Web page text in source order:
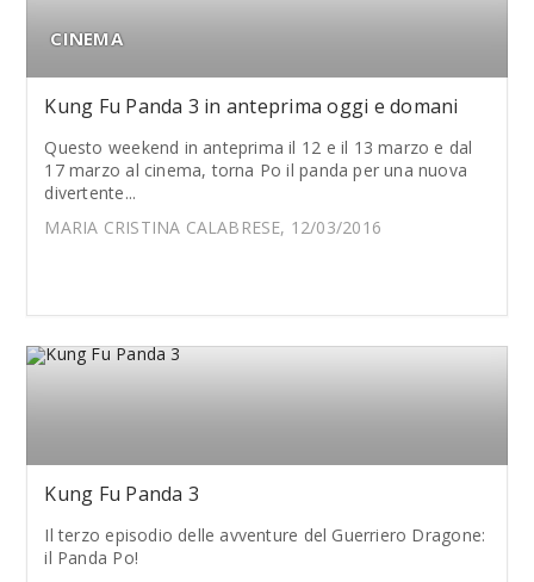
CINEMA
Kung Fu Panda 3 in anteprima oggi e domani
Questo weekend in anteprima il 12 e il 13 marzo e dal
17 marzo al cinema, torna Po il panda per una nuova
divertente...
MARIA CRISTINA CALABRESE, 12/03/2016
Kung Fu Panda 3
Il terzo episodio delle avventure del Guerriero Dragone:
il Panda Po!